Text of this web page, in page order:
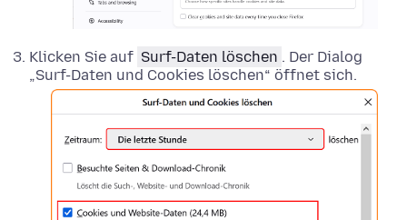
Klicken Sie auf Surf-Daten löschen . Der Dialog
„Surf-Daten und Cookies löschen“ öffnet sich.